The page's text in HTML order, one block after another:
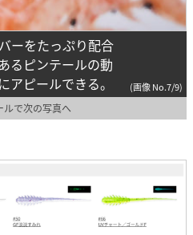
ーをたっぷり配合
るピンテールの動
アピールできる。
(画像 No.7/9)
ルで次の写真へ